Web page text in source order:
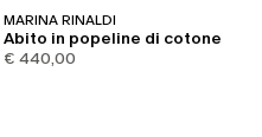
MARINA RINALDI
Abito in popeline di cotone
€ 440,00